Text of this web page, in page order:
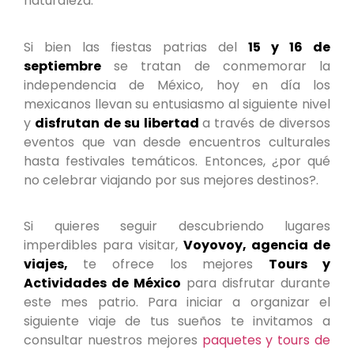
Si bien las fiestas patrias del 15 y 16 de
septiembre se tratan de conmemorar la
independencia de México, hoy en día los
mexicanos llevan su entusiasmo al siguiente nivel
y disfrutan de su libertad a través de diversos
eventos que van desde encuentros culturales
hasta festivales temáticos. Entonces, ¿por qué
no celebrar viajando por sus mejores destinos?.
Si quieres seguir descubriendo lugares
imperdibles para visitar, Voyovoy, agencia de
viajes, te ofrece los mejores Tours y
Actividades de México para disfrutar durante
este mes patrio. Para iniciar a organizar el
siguiente viaje de tus sueños te invitamos a
consultar nuestros mejores paquetes y tours de